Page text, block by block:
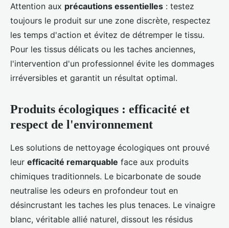
Attention aux précautions essentielles : testez
toujours le produit sur une zone discrète, respectez
les temps d'action et évitez de détremper le tissu.
Pour les tissus délicats ou les taches anciennes,
l'intervention d'un professionnel évite les dommages
irréversibles et garantit un résultat optimal.
Produits écologiques : efficacité et
respect de l'environnement
Les solutions de nettoyage écologiques ont prouvé
leur efficacité remarquable face aux produits
chimiques traditionnels. Le bicarbonate de soude
neutralise les odeurs en profondeur tout en
désincrustant les taches les plus tenaces. Le vinaigre
blanc, véritable allié naturel, dissout les résidus